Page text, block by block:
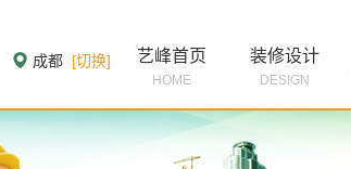
成都 [切换] 艺峰首页
HOME
装修设计
DESIGN